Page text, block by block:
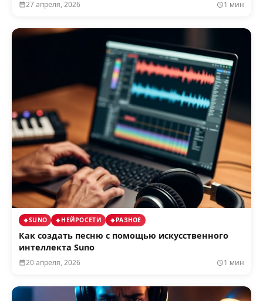
27 апреля, 2026 1 мин
SUNO НЕЙРОСЕТИ РАЗНОЕ
Как создать песню с помощью искусственного
интеллекта Suno
20 апреля, 2026 1 мин